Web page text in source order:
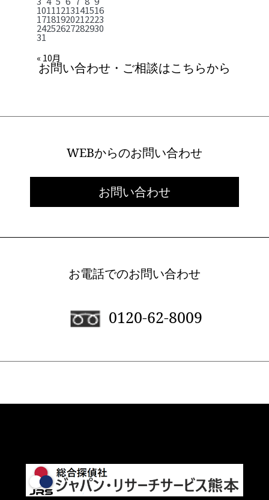
10111213141516
17181920212223
24252627282930
31
« 10月
お問い合わせ・ご相談はこちらから
WEBからのお問い合わせ
お問い合わせ
お電話でのお問い合わせ
0120-62-8009